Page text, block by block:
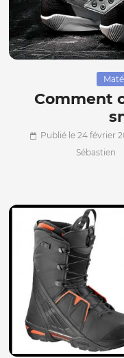
Comment
Publié le 24 février
Sébastien